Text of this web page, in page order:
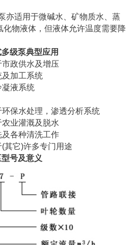
适用于微碱水、矿物质水、蒸
物液体，但液体允许温度需要降
级泵典型应用
政供水及增压
加工系统
液系统
保水处理，渗透分析系统
业灌溉及脱水
各种清洗工作
它)许多专门用途
号及意义